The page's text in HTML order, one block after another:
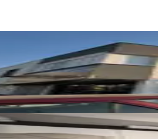
Germenıcıa'dan Kanuni Mh.de
Dulkadiroğlu, Kanuni Mahallesi
1+1 ·82 m²·Düz Giriş (Zemin)·06.08.2026
11.000 ₺
Germenıcıa'dan Ballıca Mh.de